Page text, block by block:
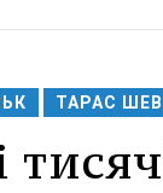
ТАРАС